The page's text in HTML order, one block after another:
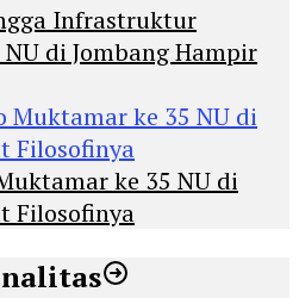
Infrastruktur
di Jombang Hampir
ke 35 NU di
Filosofinya